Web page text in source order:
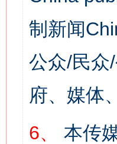
制新闻
公众/民众
府、媒体
6、
本传